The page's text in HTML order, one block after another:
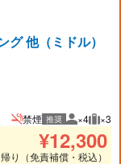
他（ミドル）
禁煙 推奨 推奨人数
×4 推奨
×3
¥12,300
り（免責補償・税込）